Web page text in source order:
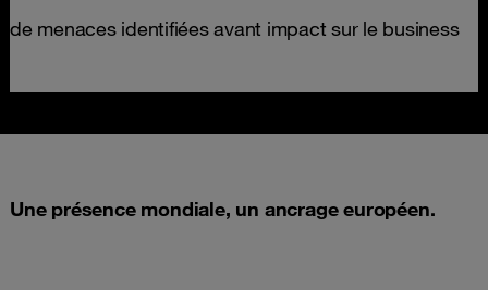
de menaces identifiées avant impact sur le business
Une présence mondiale, un ancrage européen.